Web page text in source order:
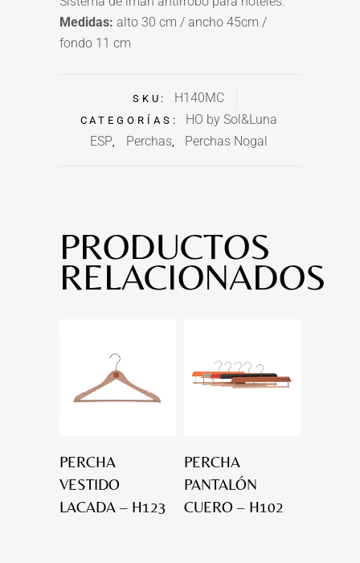
Medidas: alto 30 cm / ancho 45cm /
fondo 11 cm
SKU: H140MC
CATEGORÍAS:
HO by Sol&Luna
ESP
Perchas, Perchas Nogal
PRODUCTOS
RELACIONADOS
PERCHA
VESTIDO
LACADA – H123
PERCHA
PANTALÓN
CUERO – H102